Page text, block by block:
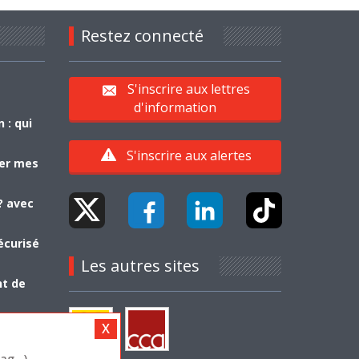
: qui
mes
avec
de
Restez connecté
S'inscrire aux lettres
d'information
S'inscrire aux alertes
Les autres sites